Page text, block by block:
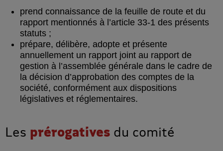
prend connaissance de la feuille de route et du
rapport mentionnés à l’article 33-1 des présents
statuts ;
prépare, délibère, adopte et présente
annuellement un rapport joint au rapport de
gestion à l’assemblée générale dans le cadre de
la décision d’approbation des comptes de la
société, conformément aux dispositions
législatives et réglementaires.
Les prérogatives du comité